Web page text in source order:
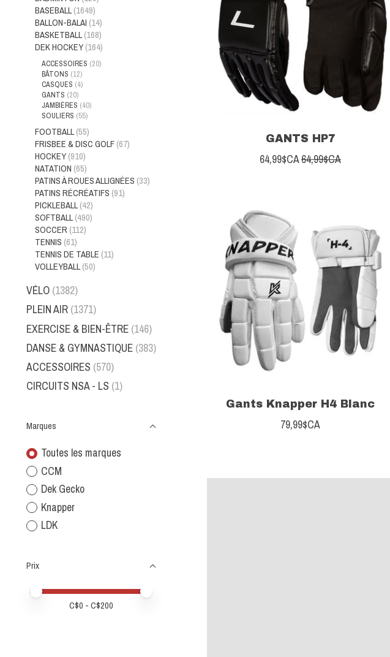
BASEBALL (1649)
BALLON-BALAI (14)
BASKETBALL (168)
DEK HOCKEY (164)
ACCESSOIRES (20)
BÂTONS (12)
CASQUES (4)
GANTS (20)
JAMBIÈRES (40)
SOULIERS (55)
FOOTBALL (55)
FRISBEE & DISC GOLF (67)
HOCKEY (910)
NATATION (65)
PATINS À ROUES ALLIGNÉES (33)
PATINS RÉCRÉATIFS (91)
PICKLEBALL (42)
SOFTBALL (490)
SOCCER (112)
TENNIS (61)
TENNIS DE TABLE (11)
VOLLEYBALL (50)
VÉLO (1382)
PLEIN AIR (1371)
EXERCISE & BIEN-ÊTRE (146)
DANSE & GYMNASTIQUE (383)
ACCESSOIRES (570)
CIRCUITS NSA - LS (1)
Marques
Toutes les marques
CCM
Dek Gecko
Knapper
LDK
Prix
Prix minimum
Price maximum value
C$0 - C$200
GANTS HP7
64,99$CA64,99$CA
Gants Knapper H4 Blanc
79,99$CA